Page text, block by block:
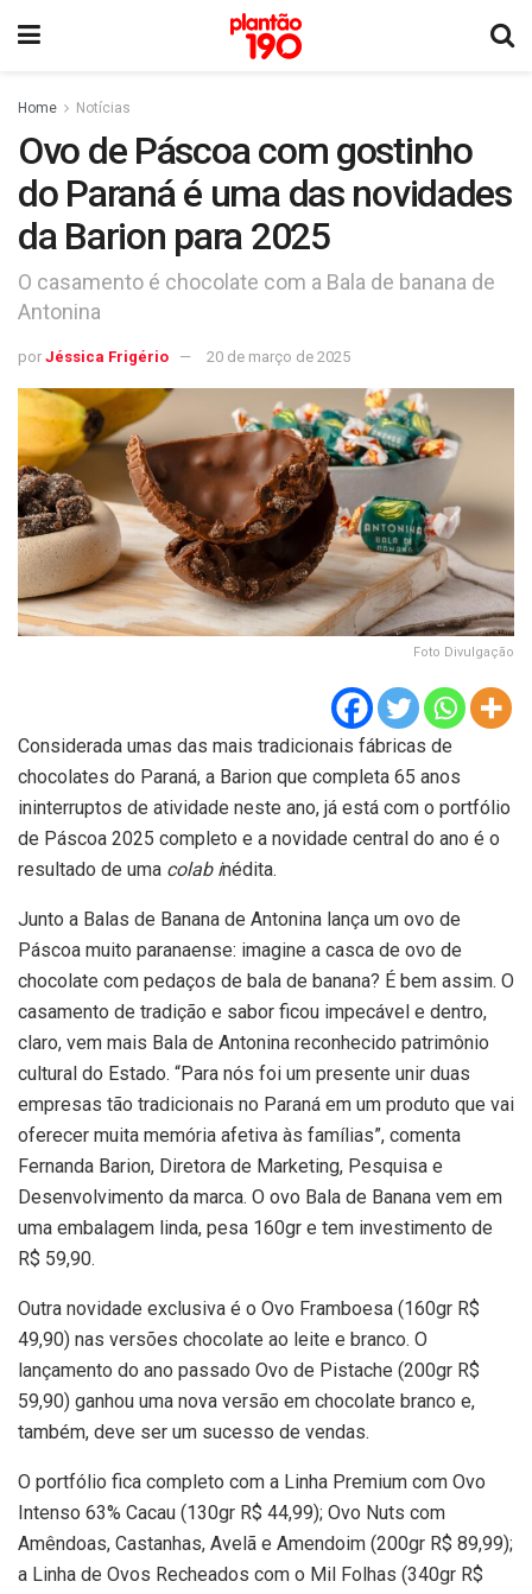
Home Notícias
Ovo de Páscoa com gostinho
do Paraná é uma das novidades
da Barion para 2025
O casamento é chocolate com a Bala de banana de
Antonina
por Jéssica Frigério 20 de março de 2025
Foto Divulgação
Considerada umas das mais tradicionais fábricas de
chocolates do Paraná, a Barion que completa 65 anos
ininterruptos de atividade neste ano, já está com o portfólio
de Páscoa 2025 completo e a novidade central do ano é o
resultado de uma colab inédita.
Junto a Balas de Banana de Antonina lança um ovo de
Páscoa muito paranaense: imagine a casca de ovo de
chocolate com pedaços de bala de banana? É bem assim. O
casamento de tradição e sabor ficou impecável e dentro,
claro, vem mais Bala de Antonina reconhecido patrimônio
cultural do Estado. “Para nós foi um presente unir duas
empresas tão tradicionais no Paraná em um produto que vai
oferecer muita memória afetiva às famílias”, comenta
Fernanda Barion, Diretora de Marketing, Pesquisa e
Desenvolvimento da marca. O ovo Bala de Banana vem em
uma embalagem linda, pesa 160gr e tem investimento de
R$ 59,90.
Outra novidade exclusiva é o Ovo Framboesa (160gr R$
49,90) nas versões chocolate ao leite e branco. O
lançamento do ano passado Ovo de Pistache (200gr R$
59,90) ganhou uma nova versão em chocolate branco e,
também, deve ser um sucesso de vendas.
O portfólio fica completo com a Linha Premium com Ovo
Intenso 63% Cacau (130gr R$ 44,99); Ovo Nuts com
Amêndoas, Castanhas, Avelã e Amendoim (200gr R$ 89,99);
a Linha de Ovos Recheados com o Mil Folhas (340gr R$